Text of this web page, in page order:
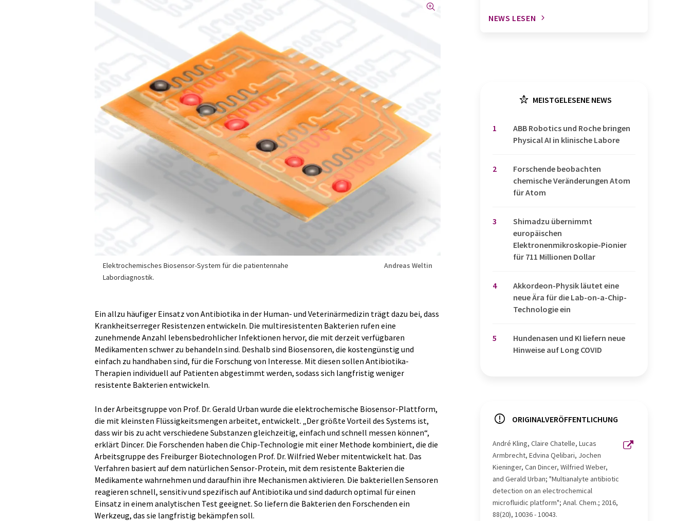
Elektrochemisches Biosensor-System für die patientennahe
Labordiagnostik.
Andreas Weltin
Ein allzu häufiger Einsatz von Antibiotika in der Human- und Veterinärmedizin trägt dazu bei, dass
Krankheitserreger Resistenzen entwickeln. Die multiresistenten Bakterien rufen eine
zunehmende Anzahl lebensbedrohlicher Infektionen hervor, die mit derzeit verfügbaren
Medikamenten schwer zu behandeln sind. Deshalb sind Biosensoren, die kostengünstig und
einfach zu handhaben sind, für die Forschung von Interesse. Mit diesen sollen Antibiotika-
Therapien individuell auf Patienten abgestimmt werden, sodass sich langfristig weniger
resistente Bakterien entwickeln.
In der Arbeitsgruppe von Prof. Dr. Gerald Urban wurde die elektrochemische Biosensor-Plattform,
die mit kleinsten Flüssigkeitsmengen arbeitet, entwickelt. „Der größte Vorteil des Systems ist,
dass wir bis zu acht verschiedene Substanzen gleichzeitig, einfach und schnell messen können“,
erklärt Dincer. Die Forschenden haben die Chip-Technologie mit einer Methode kombiniert, die die
Arbeitsgruppe des Freiburger Biotechnologen Prof. Dr. Wilfried Weber mitentwickelt hat. Das
Verfahren basiert auf dem natürlichen Sensor-Protein, mit dem resistente Bakterien die
Medikamente wahrnehmen und daraufhin ihre Mechanismen aktivieren. Die bakteriellen Sensoren
reagieren schnell, sensitiv und spezifisch auf Antibiotika und sind dadurch optimal für einen
Einsatz in einem analytischen Test geeignet. So liefern die Bakterien den Forschenden ein
Werkzeug, das sie langfristig bekämpfen soll.
NEWS LESEN
MEISTGELESENE NEWS
1
​​​​​​​ABB Robotics und Roche bringen
Physical AI in klinische Labore
2
Forschende beobachten
chemische Veränderungen Atom
für Atom
3
Shimadzu übernimmt
europäischen
Elektronenmikroskopie-Pionier
für 711 Millionen Dollar
4
Akkordeon-Physik läutet eine
neue Ära für die Lab-on-a-Chip-
Technologie ein
5
Hundenasen und KI liefern neue
Hinweise auf Long COVID
ORIGINALVERÖFFENTLICHUNG
André Kling, Claire Chatelle, Lucas
Armbrecht, Edvina Qelibari, Jochen
Kieninger, Can Dincer, Wilfried Weber,
and Gerald Urban; "Multianalyte antibiotic
detection on an electrochemical
microfluidic platform"; Anal. Chem.; 2016,
88(20), 10036 - 10043.